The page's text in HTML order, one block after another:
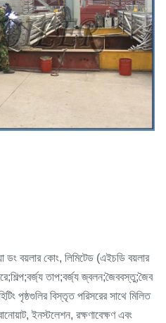
ডং বয়লার কোং, লিমিটেড (এইচডি বয়লার
তাপ;বর্জ্য জ্বলন;জৈববস্তু;জৈব
পৃষ্ঠগুলির বিস্তৃত পরিসরের সাথে মিলিত
ইনস্টলেশন, রক্ষণাবেক্ষণ এবং